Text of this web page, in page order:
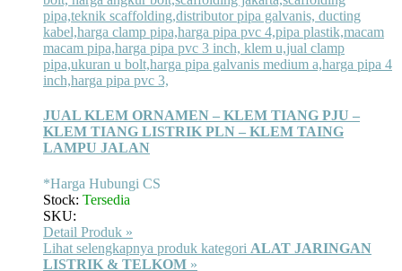
JUAL KLEM ORNAMEN – KLEM TIANG PJU –
KLEM TIANG LISTRIK PLN – KLEM TAING
LAMPU JALAN
*Harga Hubungi CS
Stock: Tersedia
SKU:
Detail Produk »
Lihat selengkapnya produk kategori ALAT JARINGAN
LISTRIK & TELKOM »